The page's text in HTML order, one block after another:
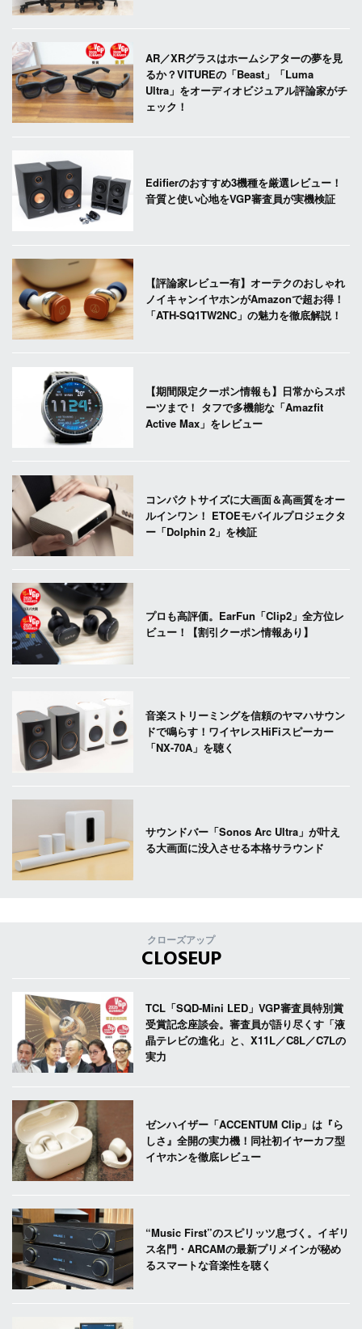
AR／XRグラスはホームシアターの夢を見
るか？VITUREの「Beast」「Luma
Ultra」をオーディオビジュアル評論家がチ
ェック！
Edifierのおすすめ3機種を厳選レビュー！
音質と使い心地をVGP審査員が実機検証
【評論家レビュー有】オーテクのおしゃれ
ノイキャンイヤホンがAmazonで超お得！
「ATH-SQ1TW2NC」の魅力を徹底解説！
【期間限定クーポン情報も】日常からスポ
ーツまで！ タフで多機能な「Amazfit
Active Max」をレビュー
コンパクトサイズに大画面＆高画質をオー
ルインワン！ ETOEモバイルプロジェクタ
ー「Dolphin 2」を検証
プロも高評価。EarFun「Clip2」全方位レ
ビュー！【割引クーポン情報あり】
音楽ストリーミングを信頼のヤマハサウン
ドで鳴らす！ワイヤレスHiFiスピーカー
「NX-70A」を聴く
サウンドバー「Sonos Arc Ultra」が叶え
る大画面に没入させる本格サラウンド
クローズアップ
CLOSEUP
TCL「SQD-Mini LED」VGP審査員特別賞
受賞記念座談会。審査員が語り尽くす「液
晶テレビの進化」と、X11L／C8L／C7Lの
実力
ゼンハイザー「ACCENTUM Clip」は『ら
しさ』全開の実力機！同社初イヤーカフ型
イヤホンを徹底レビュー
“Music First”のスピリッツ息づく。イギリ
ス名門・ARCAMの最新プリメインが秘め
るスマートな音楽性を聴く